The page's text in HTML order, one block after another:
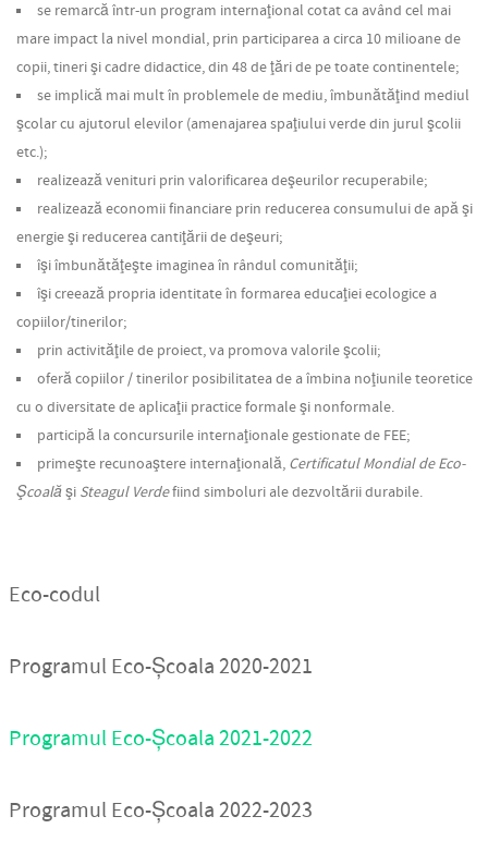
se remarcă într-un program internaţional cotat ca având cel mai
mare impact la nivel mondial, prin participarea a circa 10 milioane de
copii, tineri şi cadre didactice, din 48 de ţări de pe toate continentele;
se implică mai mult în problemele de mediu, îmbunătăţind mediul
şcolar cu ajutorul elevilor (amenajarea spaţiului verde din jurul şcolii
etc.);
realizează venituri prin valorificarea deşeurilor recuperabile;
realizează economii financiare prin reducerea consumului de apă şi
energie şi reducerea cantiţării de deşeuri;
îşi îmbunătăţeşte imaginea în rândul comunităţii;
îşi creează propria identitate în formarea educaţiei ecologice a
copiilor/tinerilor;
prin activităţile de proiect, va promova valorile şcolii;
oferă copiilor / tinerilor posibilitatea de a îmbina noţiunile teoretice
cu o diversitate de aplicaţii practice formale şi nonformale.
participă la concursurile internaţionale gestionate de FEE;
primeşte recunoaştere internaţională, Certificatul Mondial de Eco-
Şcoalăşi Steagul Verdefiind simboluri ale dezvoltării durabile.
Eco-codul
Programul Eco-Școala 2020-2021
Programul Eco-Școala 2021-2022
Programul Eco-Școala 2022-2023